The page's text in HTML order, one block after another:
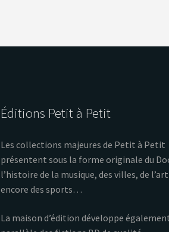
Éditions Petit à Petit
Les collections majeures de Petit à Petit
présentent sous la forme originale du
l’histoire de la musique, des villes, de
encore des sports…
La maison d’édition développe